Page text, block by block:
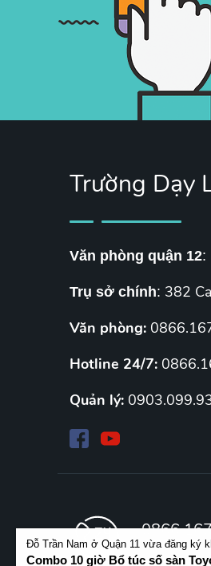
Trường Dạy
Văn phòng quận 12:
Trụ sở chính: 382
Văn phòng:
Hotline 24/7:
Quản lý:
Thứ 2- Chủ
Đỗ Trần Nam ở Quận 11 vừa đăng ký
Combo 10 giờ Bổ túc số sàn